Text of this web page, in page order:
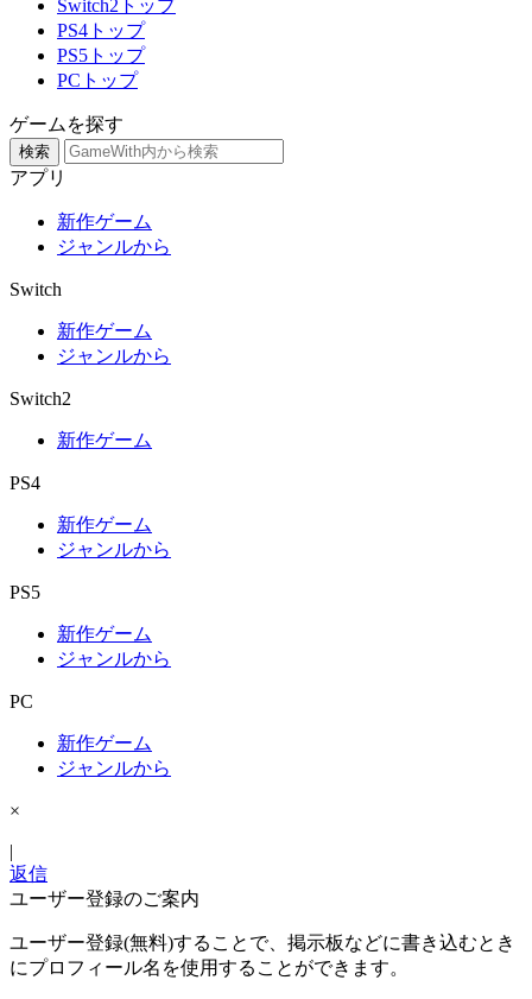
Switch2トップ
PS4トップ
PS5トップ
PCトップ
ゲームを探す
検索
アプリ
新作ゲーム
ジャンルから
Switch
新作ゲーム
ジャンルから
Switch2
新作ゲーム
PS4
新作ゲーム
ジャンルから
PS5
新作ゲーム
ジャンルから
PC
新作ゲーム
ジャンルから
×
|
返信
ユーザー登録のご案内
ユーザー登録(無料)することで、掲示板などに書き込むとき
にプロフィール名を使用することができます。